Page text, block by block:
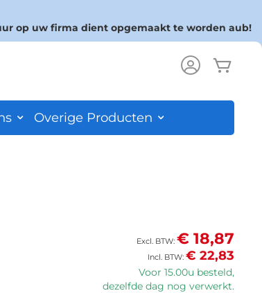
op uw firma dient opgemaakt te worden aub!
Overige Producten
€ 22,83
€ 18,87
Voor 15.00u besteld,
dezelfde dag nog verwerkt.